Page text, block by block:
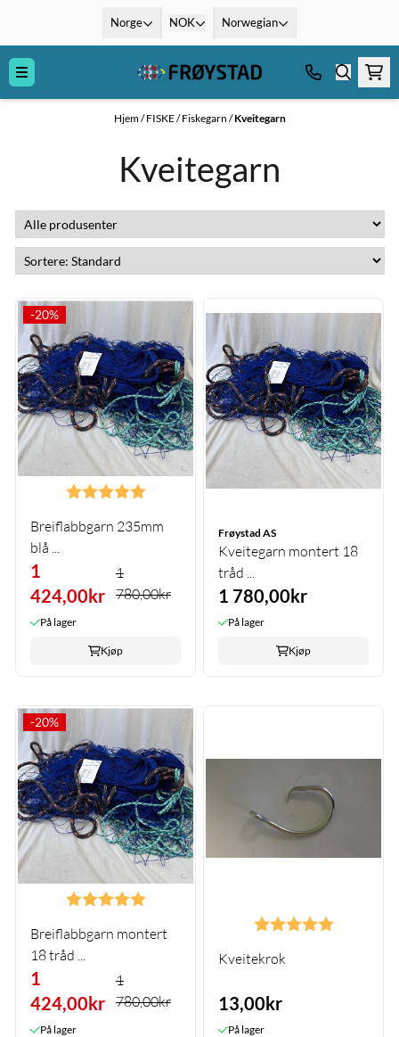
Norge NOK Norwegian
Hjem/FISKE/Fiskegarn /Kveitegarn
Kveitegarn
-20%
Karakter: 5.0 av 5 mulige
Breiflabbgarn 235mm
blå ...
1
424,00kr
1
780,00kr
På lager
Kjøp
Frøystad AS
Kveitegarn montert 18
tråd ...
1 780,00kr
På lager
Kjøp
-20%
Karakter: 5.0 av 5 mulige
Breiflabbgarn montert
18 tråd ...
1
424,00kr
1
780,00kr
På lager
Karakter: 5.0 av 5
Kveitekrok
13,00kr
På lager